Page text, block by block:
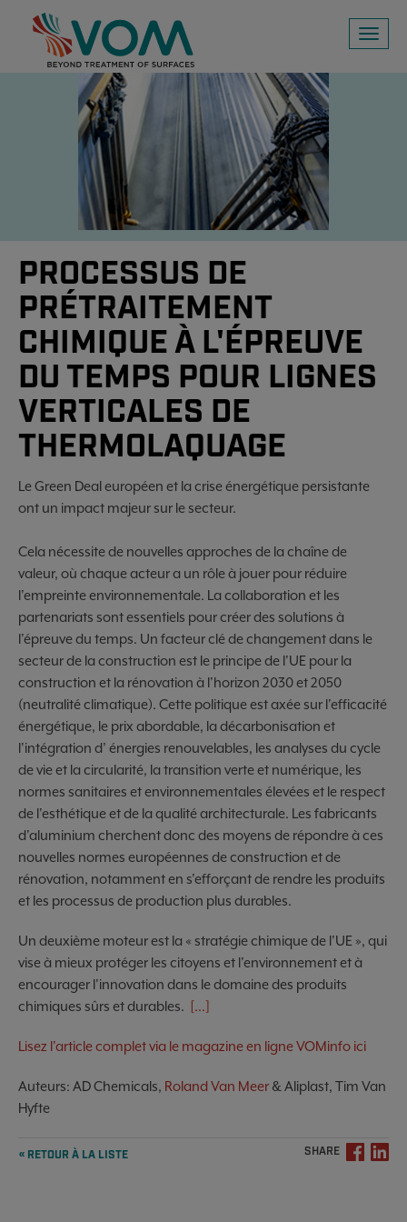
Toggle
PROCESSUS DE
PRÉTRAITEMENT
CHIMIQUE À L'ÉPREUVE
DU TEMPS POUR LIGNES
VERTICALES DE
THERMOLAQUAGE
Le Green Deal européen et la crise énergétique persistante
ont un impact majeur sur le secteur.
Cela nécessite de nouvelles approches de la chaîne de
valeur, où chaque acteur a un rôle à jouer pour réduire
l'empreinte environnementale. La collaboration et les
partenariats sont essentiels pour créer des solutions à
l'épreuve du temps. Un facteur clé de changement dans le
secteur de la construction est le principe de l'UE pour la
construction et la rénovation à l'horizon 2030 et 2050
(neutralité climatique). Cette politique est axée sur l'efficacité
énergétique, le prix abordable, la décarbonisation et
l'intégration d’ énergies renouvelables, les analyses du cycle
de vie et la circularité, la transition verte et numérique, les
normes sanitaires et environnementales élevées et le respect
de l'esthétique et de la qualité architecturale. Les fabricants
d'aluminium cherchent donc des moyens de répondre à ces
nouvelles normes européennes de construction et de
rénovation, notamment en s'efforçant de rendre les produits
et les processus de production plus durables.
Un deuxième moteur est la « stratégie chimique de l'UE », qui
vise à mieux protéger les citoyens et l'environnement et à
encourager l'innovation dans le domaine des produits
chimiques sûrs et durables. [...]
Lisez l'article complet via le magazine en ligne VOMinfo ici
Auteurs: AD Chemicals, Roland Van Meer & Aliplast, Tim Van
Hyfte
« RETOUR À LA LISTE SHARE